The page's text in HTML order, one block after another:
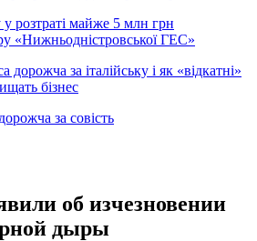
розтраті майже 5 млн грн
«Нижньодністровської ГЕС»
дорожча за італійську і як «відкатні»
бізнес
за совість
об изчезновении
дыры